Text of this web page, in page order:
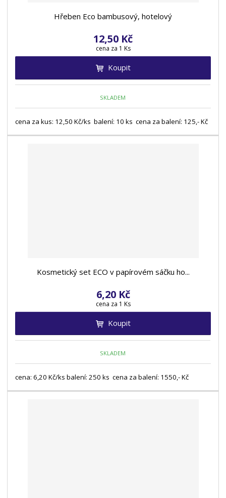
Hřeben Eco bambusový, hotelový
12,50 Kč
cena za 1 Ks
Koupit
SKLADEM
cena za kus: 12,50 Kč/ks balení: 10 ks cena za balení: 125,- Kč
Kosmetický set ECO v papírovém sáčku ho...
6,20 Kč
cena za 1 Ks
Koupit
SKLADEM
cena: 6,20 Kč/ks balení: 250 ks cena za balení: 1550,- Kč